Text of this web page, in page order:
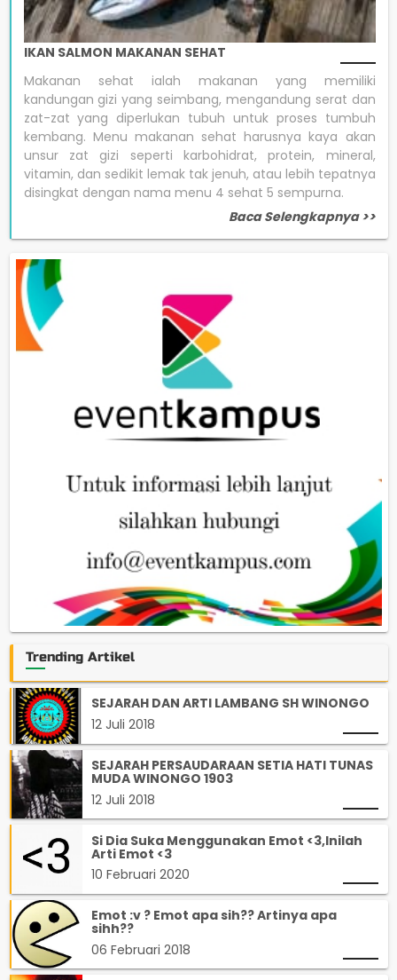
IKAN SALMON MAKANAN SEHAT
Makanan sehat ialah makanan yang memiliki
kandungan gizi yang seimbang, mengandung serat dan
zat-zat yang diperlukan tubuh untuk proses tumbuh
kembang. Menu makanan sehat harusnya kaya akan
unsur zat gizi seperti karbohidrat, protein, mineral,
vitamin, dan sedikit lemak tak jenuh, atau lebih tepatnya
disingkat dengan nama menu 4 sehat 5 sempurna.
Baca Selengkapnya >>
Trending Artikel
SEJARAH DAN ARTI LAMBANG SH WINONGO
12 Juli 2018
SEJARAH PERSAUDARAAN SETIA HATI TUNAS
MUDA WINONGO 1903
12 Juli 2018
Si Dia Suka Menggunakan Emot <3,Inilah
Arti Emot <3
10 Februari 2020
Emot :v ? Emot apa sih?? Artinya apa
sihh??
06 Februari 2018